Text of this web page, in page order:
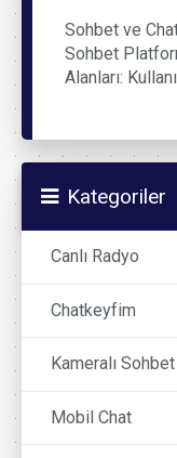
Sohbet ve
Sohbet
Alanları:
Kategoriler
Canlı Radyo
Chatkeyfim
Kameralı Sohbet
Mobil Chat